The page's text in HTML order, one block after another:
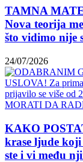
TAMNA
Nova teorija
što vidimo nije
24/07/2026
KAKO
krase ljude
ste i vi među